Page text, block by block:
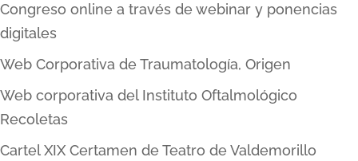
Congreso online a través de webinar y ponencias
digitales
Web Corporativa de Traumatología, Origen
Web corporativa del Instituto Oftalmológico
Recoletas
Cartel XIX Certamen de Teatro de Valdemorillo